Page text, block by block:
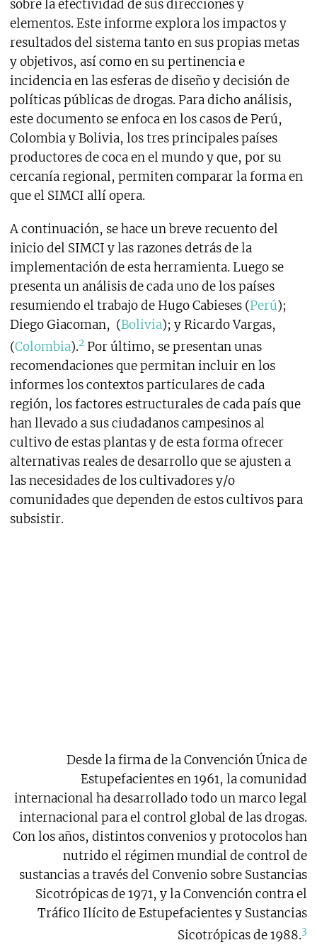
sobre la efectividad de sus direcciones y
elementos. Este informe explora los impactos y
resultados del sistema tanto en sus propias metas
y objetivos, así como en su pertinencia e
incidencia en las esferas de diseño y decisión de
políticas públicas de drogas. Para dicho análisis,
este documento se enfoca en los casos de Perú,
Colombia y Bolivia, los tres principales países
productores de coca en el mundo y que, por su
cercanía regional, permiten comparar la forma en
que el SIMCI allí opera.
A continuación, se hace un breve recuento del
inicio del SIMCI y las razones detrás de la
implementación de esta herramienta. Luego se
presenta un análisis de cada uno de los países
resumiendo el trabajo de Hugo Cabieses (Perú);
Diego Giacoman, (Bolivia); y Ricardo Vargas,
(Colombia).2Por último, se presentan unas
recomendaciones que permitan incluir en los
informes los contextos particulares de cada
región, los factores estructurales de cada país que
han llevado a sus ciudadanos campesinos al
cultivo de estas plantas y de esta forma ofrecer
alternativas reales de desarrollo que se ajusten a
las necesidades de los cultivadores y/o
comunidades que dependen de estos cultivos para
subsistir.
Desde la firma de la Convención Única de
Estupefacientes en 1961, la comunidad
internacional ha desarrollado todo un marco legal
internacional para el control global de las drogas.
Con los años, distintos convenios y protocolos han
nutrido el régimen mundial de control de
sustancias a través del Convenio sobre Sustancias
Sicotrópicas de 1971, y la Convención contra el
Tráfico Ilícito de Estupefacientes y Sustancias
Sicotrópicas de 1988.3